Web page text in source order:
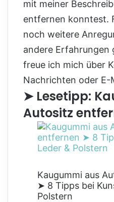
mit meiner
entfernen konntest.
noch weitere
andere Erfahrungen
freue ich mich über
Nachrichten oder E-
➤ Lesetipp:
Autositz
Kaugummi aus
➤ 8 Tipps bei
Polstern